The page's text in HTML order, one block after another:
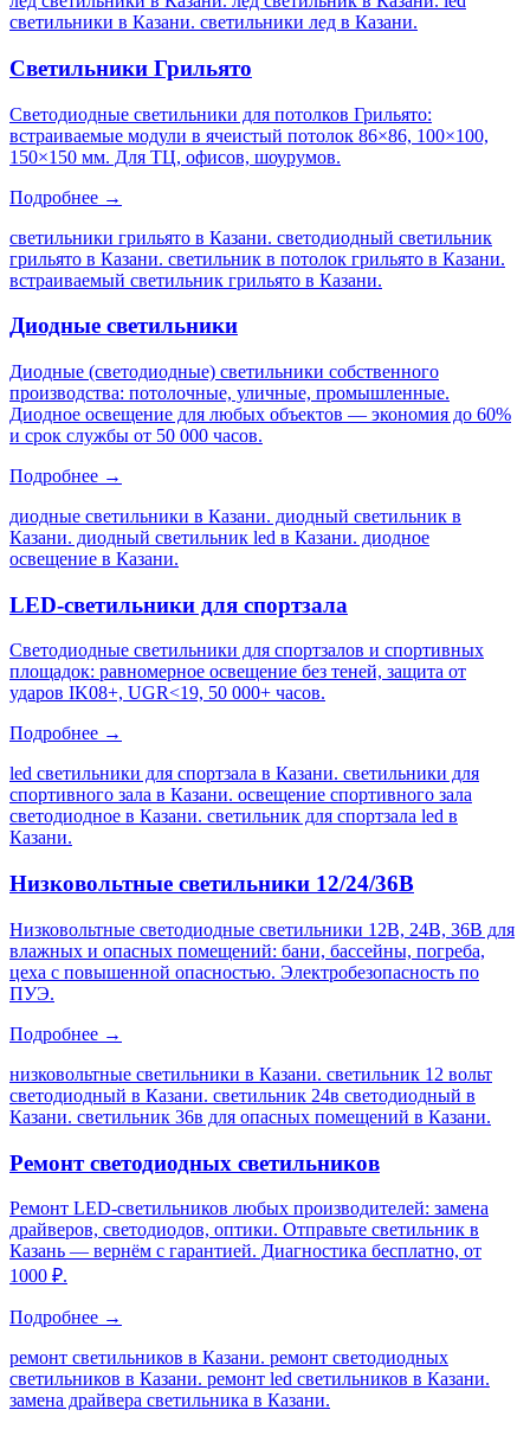
светильники в Казани. светильники лед в Казани.
Светильники Грильято
Светодиодные светильники для потолков Грильято:
встраиваемые модули в ячеистый потолок 86×86, 100×100,
150×150 мм. Для ТЦ, офисов, шоурумов.
Подробнее →
светильники грильято в Казани. светодиодный светильник
грильято в Казани. светильник в потолок грильято в Казани.
встраиваемый светильник грильято в Казани.
Диодные светильники
Диодные (светодиодные) светильники собственного
производства: потолочные, уличные, промышленные.
Диодное освещение для любых объектов — экономия до 60%
и срок службы от 50 000 часов.
Подробнее →
диодные светильники в Казани. диодный светильник в
Казани. диодный светильник led в Казани. диодное
освещение в Казани.
LED-светильники для спортзала
Светодиодные светильники для спортзалов и спортивных
площадок: равномерное освещение без теней, защита от
ударов IK08+, UGR<19, 50 000+ часов.
Подробнее →
led светильники для спортзала в Казани. светильники для
спортивного зала в Казани. освещение спортивного зала
светодиодное в Казани. светильник для спортзала led в
Казани.
Низковольтные светильники 12/24/36В
Низковольтные светодиодные светильники 12В, 24В, 36В для
влажных и опасных помещений: бани, бассейны, погреба,
цеха с повышенной опасностью. Электробезопасность по
ПУЭ.
Подробнее →
низковольтные светильники в Казани. светильник 12 вольт
светодиодный в Казани. светильник 24в светодиодный в
Казани. светильник 36в для опасных помещений в Казани.
Ремонт светодиодных светильников
Ремонт LED-светильников любых производителей: замена
драйверов, светодиодов, оптики. Отправьте светильник в
Казань — вернём с гарантией. Диагностика бесплатно, от
1000 ₽.
Подробнее →
ремонт светильников в Казани. ремонт светодиодных
светильников в Казани. ремонт led светильников в Казани.
замена драйвера светильника в Казани.